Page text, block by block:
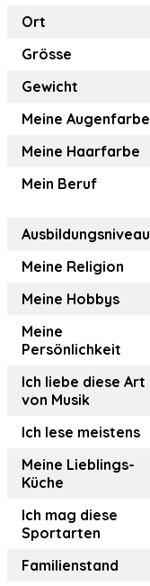
Ort
Grösse
Gewicht
Meine Augenfarbe
Meine Haarfarbe
Mein Beruf
Ausbildungsniveau
Meine Religion
Meine Hobbys
Meine
Persönlichkeit
Ich liebe diese Art
von Musik
Ich lese meistens
Meine Lieblings-
Küche
Ich mag diese
Sportarten
Familienstand